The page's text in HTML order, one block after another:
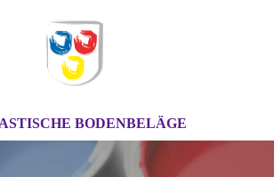
BODENBELÄGE